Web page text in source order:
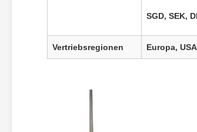
SGD, SEK,
Vertriebsregionen Europa,